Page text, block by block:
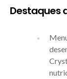
Destaques